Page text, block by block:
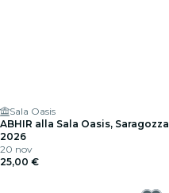
Sala Oasis
ABHIR alla Sala Oasis, Saragozza
2026
20 nov
25,00 €